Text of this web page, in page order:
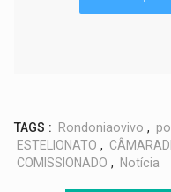
TAGS : Rondoniaovivo ,
ESTELIONATO ,
COMISSIONADO , Notícia